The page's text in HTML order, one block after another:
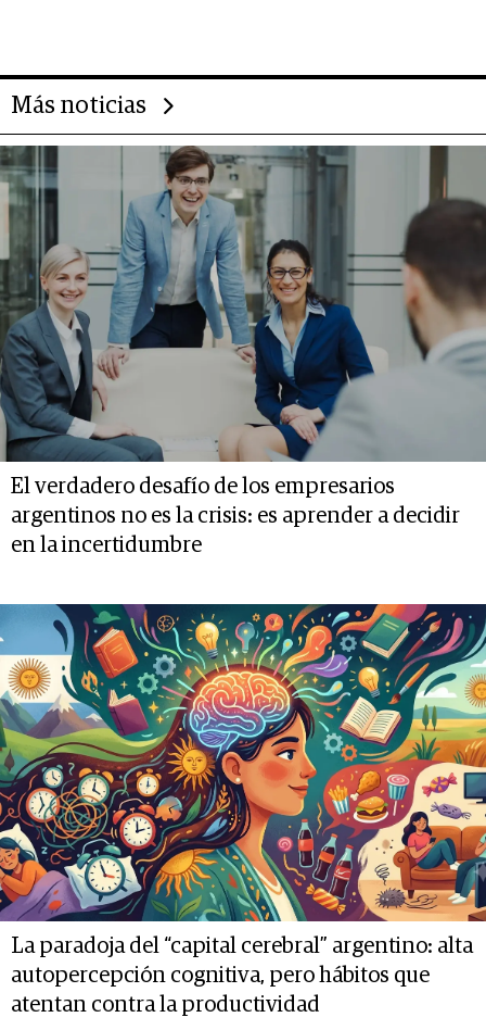
Más noticias
El verdadero desafío de los empresarios
argentinos no es la crisis: es aprender a decidir
en la incertidumbre
La paradoja del “capital cerebral” argentino: alta
autopercepción cognitiva, pero hábitos que
atentan contra la productividad